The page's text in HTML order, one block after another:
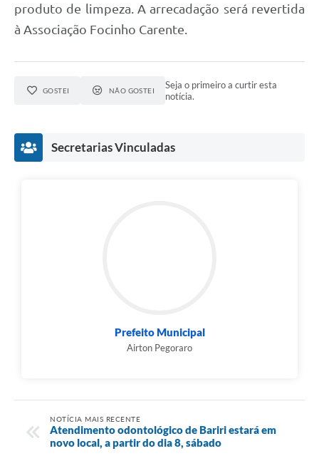
produto de limpeza. A arrecadação será revertida
à Associação Focinho Carente.
GOSTEI NÃO GOSTEI
Seja o primeiro a curtir esta
notícia.
Secretarias Vinculadas
Prefeito Municipal
Airton Pegoraro
NOTÍCIA MAIS RECENTE
Atendimento odontológico de Bariri estará em
novo local, a partir do dia 8, sábado